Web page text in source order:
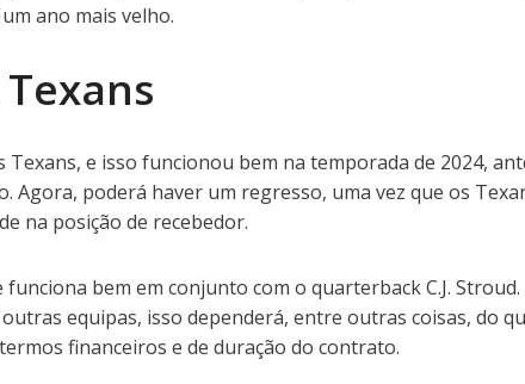
ano mais velho.
Texans, e isso funcionou bem na temporada de 2024,
Agora, poderá haver um regresso, uma vez que os
na posição de recebedor.
bem em conjunto com o quarterback C.J. Stroud.
equipas, isso dependerá, entre outras coisas, do
financeiros e de duração do contrato.